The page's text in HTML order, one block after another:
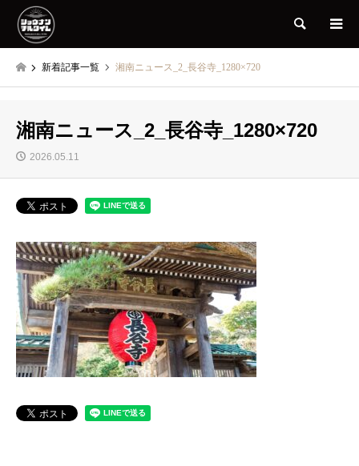
検索
新着記事一覧 湘南ニュース_2_長谷寺_1280×720
湘南ニュース_2_長谷寺_1280×720
2026.05.11